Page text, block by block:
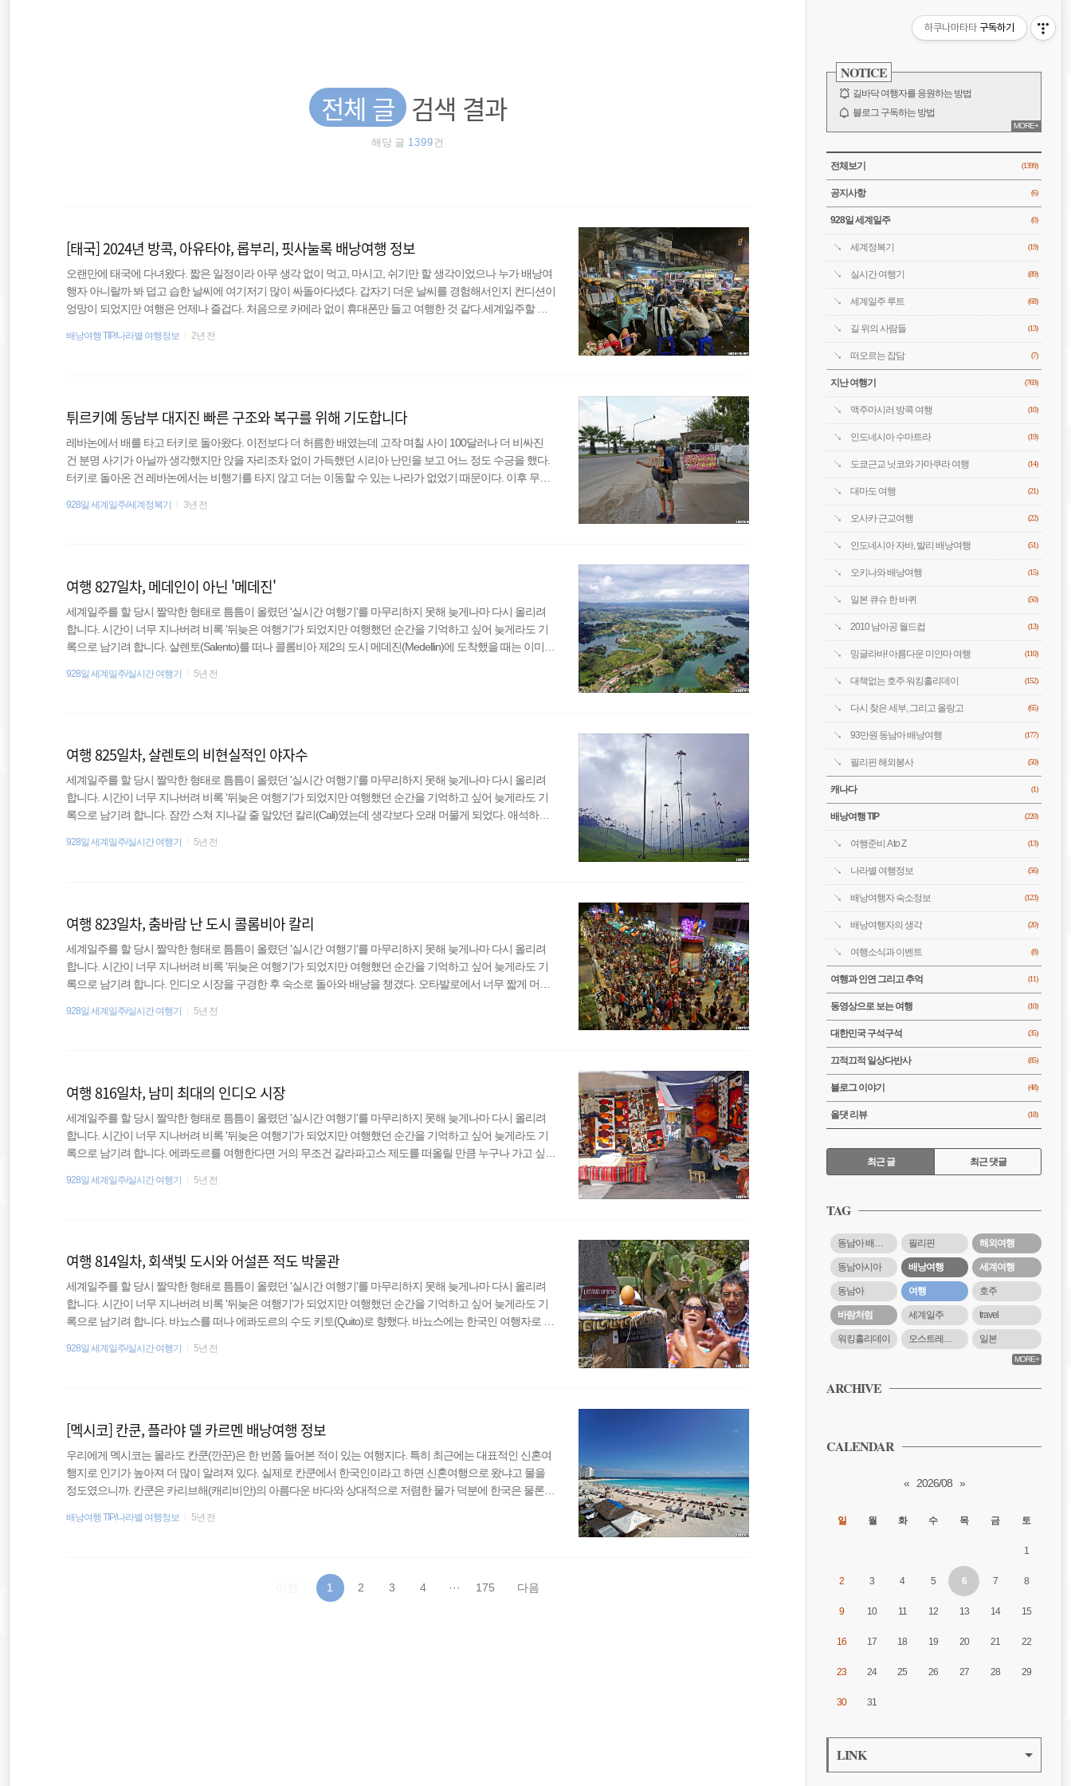
전체 글 검색 결과
해당 글 1399건
[태국] 2024년 방콕, 아유타야, 롭부리, 핏사눌록 배낭여행 정보
오랜만에 태국에 다녀왔다. 짧은 일정이라 아무 생각 없이 먹고, 마시고, 쉬기만 할 생각이었으나 누가 배낭여
행자 아니랄까 봐 덥고 습한 날씨에 여기저기 많이 싸돌아다녔다. 갑자기 더운 날씨를 경험해서인지 컨디션이
엉망이 되었지만 여행은 언제나 즐겁다. 처음으로 카메라 없이 휴대폰만 들고 여행한 것 같다.세계일주할 때
행정보로 남겨본다. 과거에 썼던 글을 살펴보니 2018년에 태국 북부와 캄보디아 프놈펜을 잠깐 여행했었
배낭여행 TIP/나라별 여행정보 2년 전
튀르키예 동남부 대지진 빠른 구조와 복구를 위해 기도합니다
레바논에서 배를 타고 터키로 돌아왔다. 이전보다 더 허름한 배였는데 고작 며칠 사이 100달러나 더 비싸진
건 분명 사기가 아닐까 생각했지만 앉을 자리조차 없이 가득했던 시리아 난민을 보고 어느 정도 수긍을 했다.
터키로 돌아온 건 레바논에서는 비행기를 타지 않고 더는 이동할 수 있는 나라가 없었기 때문이다. 이후 무작
이킹을 했다. 그렇게 여행자도 없는 어느 항구 도시에 도착했다. 낯선 동네를 걷다 사람들에게 물었지만, 이집
928일 세계일주/세계정복기 3년 전
여행 827일차, 메데인이 아닌 '메데진'
세계일주를 할 당시 짤막한 형태로 틈틈이 올렸던 '실시간 여행기'를 마무리하지 못해 늦게나마 다시 올리려
합니다. 시간이 너무 지나버려 비록 '뒤늦은 여행기'가 되었지만 여행했던 순간을 기억하고 싶어 늦게라도 기
록으로 남기려 합니다. 살렌토(Salento)를 떠나 콜롬비아 제2의 도시 메데진(Medellin)에 도착했을 때는 이미
어로는 '메데진'이라고 부른다는 것을 알게 되었다. 같은 스페인어를 사용하는 남미라고 해도 발음의 차이가
928일 세계일주/실시간 여행기 5년 전
여행 825일차, 살렌토의 비현실적인 야자수
세계일주를 할 당시 짤막한 형태로 틈틈이 올렸던 '실시간 여행기'를 마무리하지 못해 늦게나마 다시 올리려
합니다. 시간이 너무 지나버려 비록 '뒤늦은 여행기'가 되었지만 여행했던 순간을 기억하고 싶어 늦게라도 기
록으로 남기려 합니다. 잠깐 스쳐 지나갈 줄 알았던 칼리(Cali)였는데 생각보다 오래 머물게 되었다. 애석하게
종원이형은 춤바람이 아주 단단히 났던 것인지 칼리에서 더 지내겠다고 해서 혼자 살렌토(Salento)로 향했
928일 세계일주/실시간 여행기 5년 전
여행 823일차, 춤바람 난 도시 콜롬비아 칼리
세계일주를 할 당시 짤막한 형태로 틈틈이 올렸던 '실시간 여행기'를 마무리하지 못해 늦게나마 다시 올리려
합니다. 시간이 너무 지나버려 비록 '뒤늦은 여행기'가 되었지만 여행했던 순간을 기억하고 싶어 늦게라도 기
록으로 남기려 합니다. 인디오 시장을 구경한 후 숙소로 돌아와 배낭을 챙겼다. 오타발로에서 너무 짧게 머무
다. 묵직한 배낭을 메고 왔던 길을 다시 걸어 버스터미널이 있는 곳으로 향했다. 점심시간이 지나 시장은 더
928일 세계일주/실시간 여행기 5년 전
여행 816일차, 남미 최대의 인디오 시장
세계일주를 할 당시 짤막한 형태로 틈틈이 올렸던 '실시간 여행기'를 마무리하지 못해 늦게나마 다시 올리려
합니다. 시간이 너무 지나버려 비록 '뒤늦은 여행기'가 되었지만 여행했던 순간을 기억하고 싶어 늦게라도 기
록으로 남기려 합니다. 에콰도르를 여행한다면 거의 무조건 갈라파고스 제도를 떠올릴 만큼 누구나 가고 싶어
아로 넘어가기 전 잠깐 들린 오타발로(Otavalo)였다. 키토에서 오타발로행 버스를 타려면 북쪽에 있는 터미널
928일 세계일주/실시간 여행기 5년 전
여행 814일차, 회색빛 도시와 어설픈 적도 박물관
세계일주를 할 당시 짤막한 형태로 틈틈이 올렸던 '실시간 여행기'를 마무리하지 못해 늦게나마 다시 올리려
합니다. 시간이 너무 지나버려 비록 '뒤늦은 여행기'가 되었지만 여행했던 순간을 기억하고 싶어 늦게라도 기
록으로 남기려 합니다. 바뇨스를 떠나 에콰도르의 수도 키토(Quito)로 향했다. 바뇨스에는 한국인 여행자로 가
아주 잠깐 대화를 이어가긴 했지만 키토에 도착한 후 바로 헤어졌다. 택시를 타고 가겠다는 무리와 달리 나는
928일 세계일주/실시간 여행기 5년 전
[멕시코] 칸쿤, 플라야 델 카르멘 배낭여행 정보
우리에게 멕시코는 몰라도 칸쿤(깐꾼)은 한 번쯤 들어본 적이 있는 여행지다. 특히 최근에는 대표적인 신혼여
행지로 인기가 높아져 더 많이 알려져 있다. 실제로 칸쿤에서 한국인이라고 하면 신혼여행으로 왔냐고 물을
정도였으니까. 칸쿤은 카리브해(캐리비안)의 아름다운 바다와 상대적으로 저렴한 물가 덕분에 한국은 물론이
시 난 과테말라에서 멕시코로 국경을 넘고 있었는데 이미 3년이라는 시간을 보냈던지라 하루빨리 한국으로
배낭여행 TIP/나라별 여행정보 5년 전
1 2 3 4 ··· 175 다음
NOTICE
길바닥 여행자를 응원하는 방법
블로그 구독하는 방법
바람처럼은 누구?
전체 보기
MORE+
CATEGORY
전체보기 (1399)
공지사항 (6)
928일 세계일주 (0)
세계정복기 (19)
실시간 여행기 (89)
세계일주 루트 (68)
길 위의 사람들 (13)
떠오르는 잡담 (7)
지난 여행기 (769)
맥주마시러 방콕 여행 (10)
인도네시아 수마트라 (19)
도쿄근교 닛코와 가마쿠라 여행 (14)
대마도 여행 (21)
오사카 근교여행 (22)
인도네시아 자바, 발리 배낭여행 (51)
오키나와 배낭여행 (15)
일본 큐슈 한 바퀴 (50)
2010 남아공 월드컵 (13)
밍글라바! 아름다운 미얀마 여행 (110)
대책없는 호주 워킹홀리데이 (152)
다시 찾은 세부, 그리고 올랑고 (65)
93만원 동남아 배낭여행 (177)
필리핀 해외봉사 (50)
캐나다 (1)
배낭여행 TIP (220)
여행준비 A to Z (13)
나라별 여행정보 (56)
배낭여행자 숙소정보 (123)
배낭여행자의 생각 (20)
여행소식과 이벤트 (8)
여행과 인연 그리고 추억 (11)
동영상으로 보는 여행 (10)
대한민국 구석구석 (35)
끄적끄적 일상다반사 (85)
블로그 이야기 (48)
올댓 리뷰 (18)
RECENTLY
최근 글 최근 댓글
근
글
TAG
동남아 배낭여행 필리핀 해외여행
동남아시아 배낭여행 세계여행
동남아 여행 호주
바람처럼 세계일주 travel
워킹홀리데이 오스트레일리아 일본
MORE+
ARCHIVE
CALENDAR
« 2026/08 »
일 월 화 수 목 금 토
1
2 3 4 5 6 7 8
9 10 11 12 13 14 15
16 17 18 19 20 21 22
23 24 25 26 27 28 29
30 31
LINK
해외여행
동남아시아
배낭여행
동남아
여행
하쿠나마타타 구독하기